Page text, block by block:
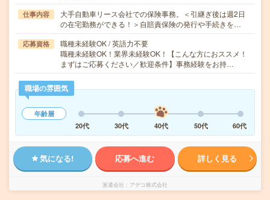
仕事内容
大手自動車リース会社での保険事務。＜引継ぎ後は週2日
の在宅勤務ができる！＞自賠責保険の発行や手続きを…
応募資格
職種未経験OK / 英語力不要
職種未経験OK！業界未経験OK！【こんな方におススメ！
まずはご応募ください／歓迎条件】事務経験をお持…
職場の雰囲気
年齢層
20代
30代 40代 50代 60代
気になる! 応募へ進む 詳しく見る
派遣会社 アデコ株式会社